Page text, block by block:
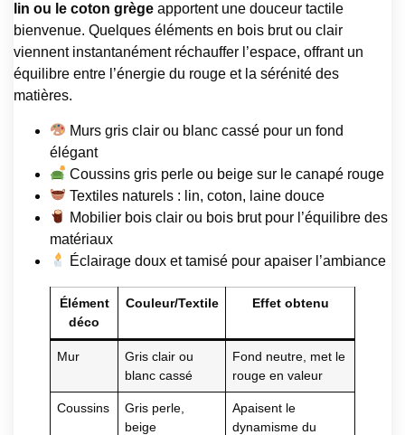
lin ou le coton grège apportent une douceur tactile
bienvenue. Quelques éléments en bois brut ou clair
viennent instantanément réchauffer l’espace, offrant un
équilibre entre l’énergie du rouge et la sérénité des
matières.
Murs gris clair ou blanc cassé pour un fond
élégant
Coussins gris perle ou beige sur le canapé rouge
Textiles naturels : lin, coton, laine douce
Mobilier bois clair ou bois brut pour l’équilibre des
matériaux
Éclairage doux et tamisé pour apaiser l’ambiance
Élément
déco
Couleur/Textile Effet obtenu
Mur
Gris clair ou
blanc cassé
Fond neutre, met le
rouge en valeur
Coussins
Gris perle,
beige
Apaisent le
dynamisme du